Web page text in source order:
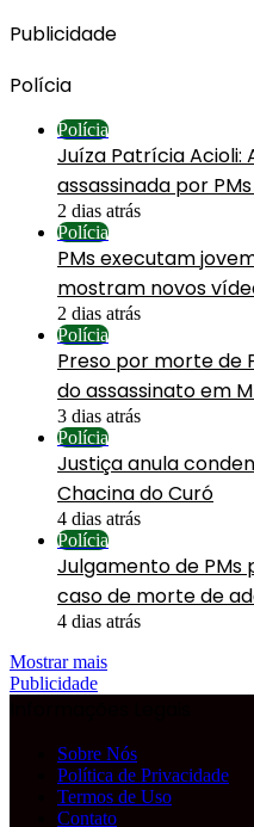
Publicidade
Polícia
Polícia
Juíza Patrícia
assassinada por
2 dias atrás
Polícia
PMs executam
mostram novos
2 dias atrás
Polícia
Preso por morte de
do assassinato em
3 dias atrás
Polícia
Justiça anula
Chacina do Curó
4 dias atrás
Polícia
Julgamento de PMs
caso de morte de
4 dias atrás
Mostrar mais
Publicidade
Sobre Nós
Política de Privacidade
Termos de Uso
Contato